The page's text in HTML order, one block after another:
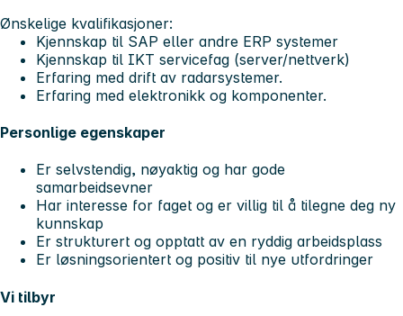
Ønskelige kvalifikasjoner:
Kjennskap til SAP eller andre ERP systemer
Kjennskap til IKT servicefag (server/nettverk)
Erfaring med drift av radarsystemer.
Erfaring med elektronikk og komponenter.
Personlige egenskaper
Er selvstendig, nøyaktig og har gode
samarbeidsevner
Har interesse for faget og er villig til å tilegne deg ny
kunnskap
Er strukturert og opptatt av en ryddig arbeidsplass
Er løsningsorientert og positiv til nye utfordringer
Vi tilbyr